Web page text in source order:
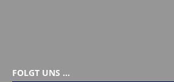
FOLGT UNS …